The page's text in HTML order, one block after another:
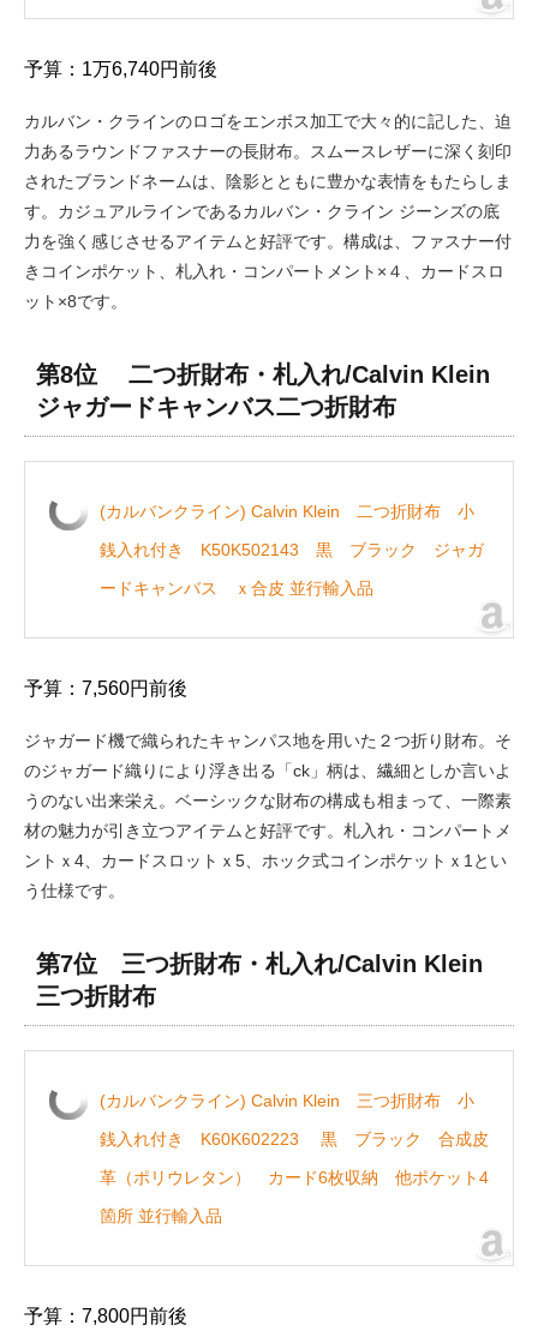
予算：1万6,740円前後
カルバン・クラインのロゴをエンボス加工で大々的に記した、迫
力あるラウンドファスナーの長財布。スムースレザーに深く刻印
されたブランドネームは、陰影とともに豊かな表情をもたらしま
す。カジュアルラインであるカルバン・クライン ジーンズの底
力を強く感じさせるアイテムと好評です。構成は、ファスナー付
きコインポケット、札入れ・コンパートメント×４、カードスロ
ット×8です。
第8位 二つ折財布・札入れ/Calvin Klein
ジャガードキャンバス二つ折財布
(カルバンクライン) Calvin Klein 二つ折財布 小
銭入れ付き K50K502143 黒 ブラック ジャガ
ードキャンバス ｘ合皮 並行輸入品
予算：7,560円前後
ジャガード機で織られたキャンパス地を用いた２つ折り財布。そ
のジャガード織りにより浮き出る「ck」柄は、繊細としか言いよ
うのない出来栄え。ベーシックな財布の構成も相まって、一際素
材の魅力が引き立つアイテムと好評です。札入れ・コンパートメ
ントｘ4、カードスロットｘ5、ホック式コインポケットｘ1とい
う仕様です。
第7位 三つ折財布・札入れ/Calvin Klein
三つ折財布
(カルバンクライン) Calvin Klein 三つ折財布 小
銭入れ付き K60K602223 黒 ブラック 合成皮
革（ポリウレタン） カード6枚収納 他ポケット4
箇所 並行輸入品
予算：7,800円前後